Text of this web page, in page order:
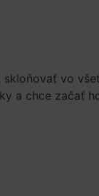
vo
a chce začať